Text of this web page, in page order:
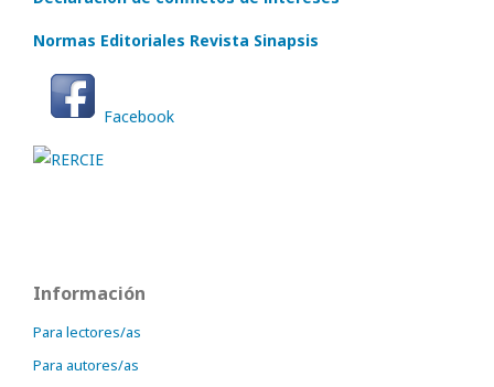
Normas Editoriales Revista Sinapsis
Facebook
Información
Para lectores/as
Para autores/as